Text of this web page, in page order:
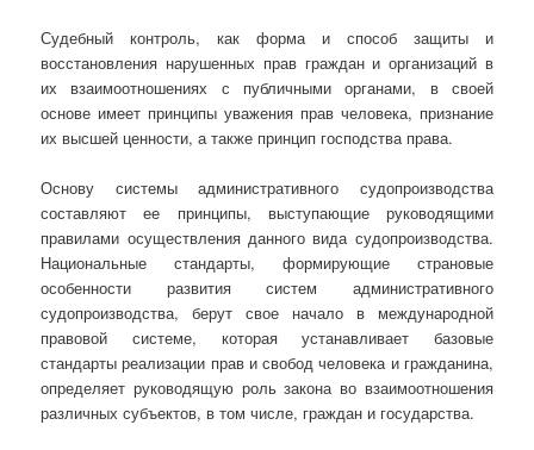
Судебный контроль, как форма и способ защиты и
восстановления нарушенных прав граждан и организаций в
их взаимоотношениях с публичными органами, в своей
основе имеет принципы уважения прав человека, признание
их высшей ценности, а также принцип господства права.
Основу системы административного судопроизводства
составляют ее принципы, выступающие руководящими
правилами осуществления данного вида судопроизводства.
Национальные стандарты, формирующие страновые
особенности развития систем административного
судопроизводства, берут свое начало в международной
правовой системе, которая устанавливает базовые
стандарты реализации прав и свобод человека и гражданина,
определяет руководящую роль закона во взаимоотношения
различных субъектов, в том числе, граждан и государства.